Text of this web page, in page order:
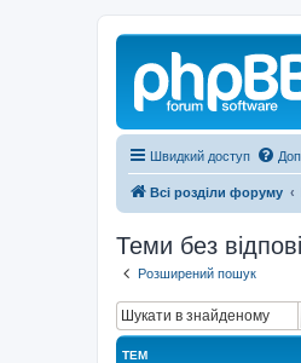
Швидкий доступ
Всі розділи форуму
Теми без
Розширений пошук
ТЕМ